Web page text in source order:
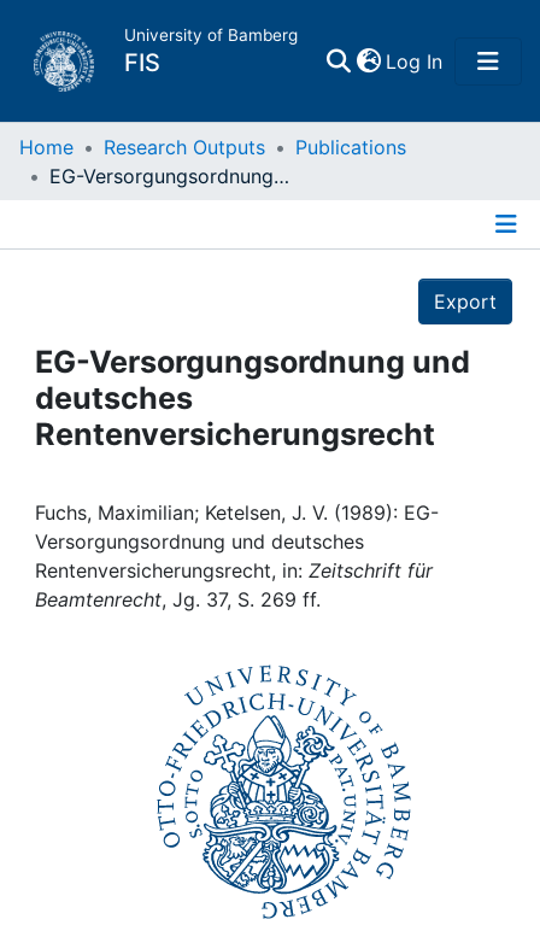
University of Bamberg
FIS Log In(current)
Home
Projects
People
Awards
My FIS
Home Research Outputs
Publications
EG-Versorgungsordnung und deutsches Rentenversicherungsrecht
Export
EG-Versorgungsordnung und
deutsches
Rentenversicherungsrecht
Fuchs, Maximilian; Ketelsen, J. V. (1989): EG-
Versorgungsordnung und deutsches
Rentenversicherungsrecht, in: Zeitschrift für
Beamtenrecht, Jg. 37, S. 269 ff.